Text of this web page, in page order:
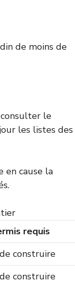
de moins de
le
les listes des
en cause la
requis
construire
construire